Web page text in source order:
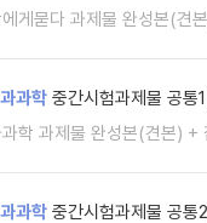
게묻다 과제물 완성본(견
과학 중간시험과제물 공통
학 과제물 완성본(견본) +
과학 중간시험과제물 공통